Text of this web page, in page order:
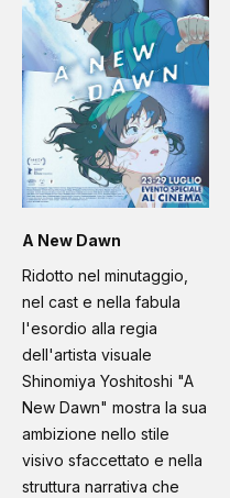
A New Dawn
Ridotto nel minutaggio,
nel cast e nella fabula
l'esordio alla regia
dell'artista visuale
Shinomiya Yoshitoshi "A
New Dawn" mostra la sua
ambizione nello stile
visivo sfaccettato e nella
struttura narrativa che